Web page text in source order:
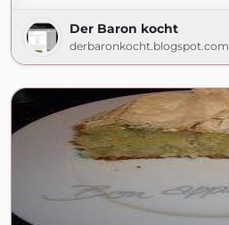
Der Baron kocht
derbaronkocht.blogspot.com